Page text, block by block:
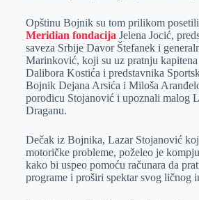
Opštinu Bojnik su tom prilikom
Meridian fondacija Jelena Jocić,
saveza Srbije Davor Štefanek i
Marinković, koji su uz pratnju
Dalibora Kostića i predstavnika
Bojnik Dejana Arsića i Miloša
porodicu Stojanović i upoznali malog
Draganu.
Dečak iz Bojnika, Lazar Stojanović
motoričke probleme, poželeo je
kako bi uspeo pomoću računara da
programe i proširi spektar svog ličnog